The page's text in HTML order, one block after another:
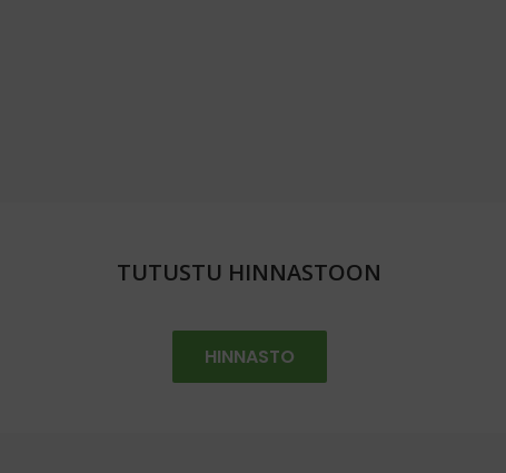
TUTUSTU HINNASTOON
HINNASTO